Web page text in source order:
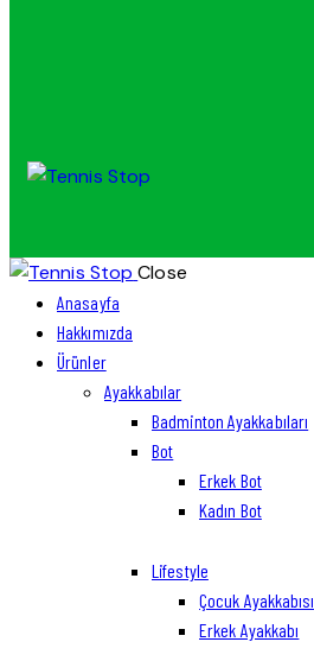
Close
Anasayfa
Hakkımızda
Ürünler
Ayakkabılar
Badminton Ayakkabıları
Bot
Erkek Bot
Kadın Bot
Lifestyle
Çocuk Ayakkabısı
Erkek Ayakkabı